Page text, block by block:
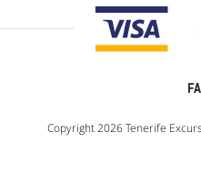
Copyright 2026 Tenerife